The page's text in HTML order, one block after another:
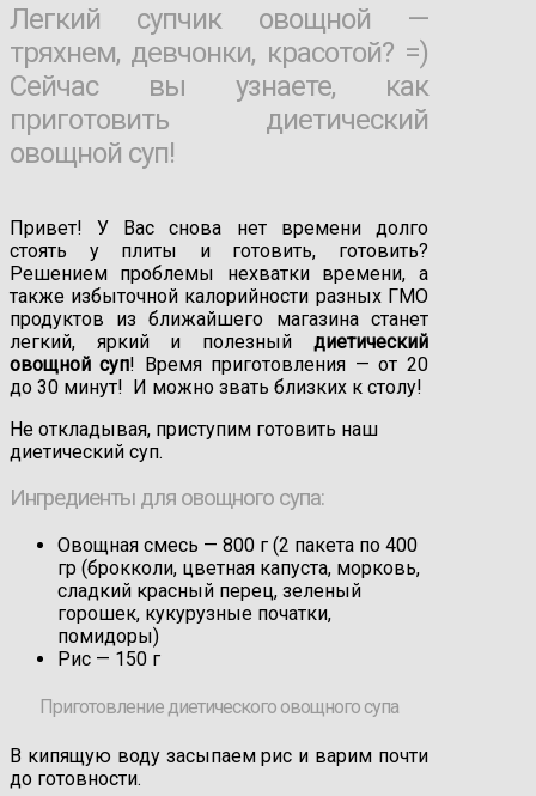
Легкий супчик овощной —
тряхнем, девчонки, красотой? =)
Сейчас вы узнаете, как
приготовить диетический
овощной суп!
Привет! У Вас снова нет времени долго
стоять у плиты и готовить, готовить?
Решением проблемы нехватки времени, а
также избыточной калорийности разных ГМО
продуктов из ближайшего магазина станет
легкий, яркий и полезный диетический
овощной суп! Время приготовления — от 20
до 30 минут! И можно звать близких к столу!
Не откладывая, приступим готовить наш
диетический суп.
Ингредиенты для овощного супа:
Овощная смесь — 800 г (2 пакета по 400
гр (брокколи, цветная капуста, морковь,
сладкий красный перец, зеленый
горошек, кукурузные початки,
помидоры)
Рис — 150 г
Приготовление диетического овощного супа
В кипящую воду засыпаем рис и варим почти
до готовности.